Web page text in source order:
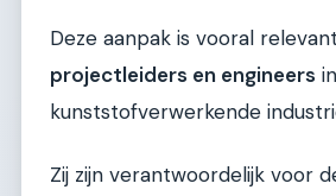
Deze aanpak is vooral
projectleiders en engineers
kunststofverwerkende
Zij zijn verantwoordelijk voor